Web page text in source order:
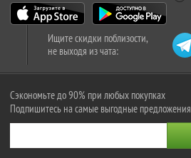
Ищите скидки поблизости,
не выходя из чата:
Сэкономьте до 90% при любых покупках
Подпишитесь на самые выгодные предложения